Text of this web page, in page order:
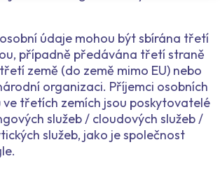
údaje mohou být sbírána třetí
případně předávána třetí straně
země (do země mimo EU) nebo
organizaci. Příjemci osobních
ve třetích zemích jsou poskytovatelé
služeb / cloudových služeb /
služeb, jako je společnost